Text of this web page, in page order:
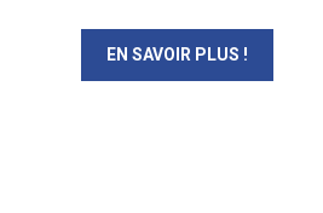
EN SAVOIR PLUS !